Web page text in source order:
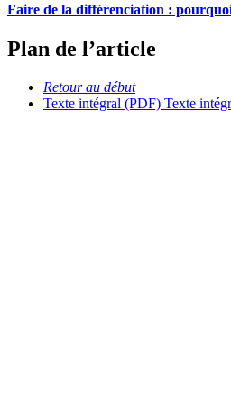
Faire de la différenciation :
Plan de l’article
Retour au début
Texte intégral (PDF) Texte